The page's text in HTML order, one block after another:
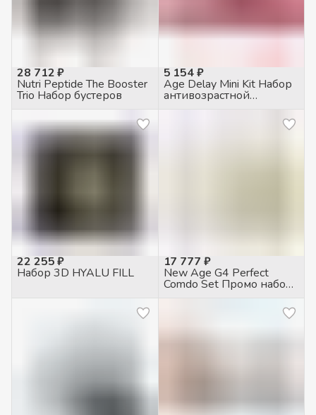
28 712 ₽
Nutri Peptide The Booster
Trio Набор бустеров
5 154 ₽
Age Delay Mini Kit Набор
антивозрастной
22 255 ₽
Набор 3D HYALU FILL
17 777 ₽
New Age G4 Perfect
Comdo Set Промо набор